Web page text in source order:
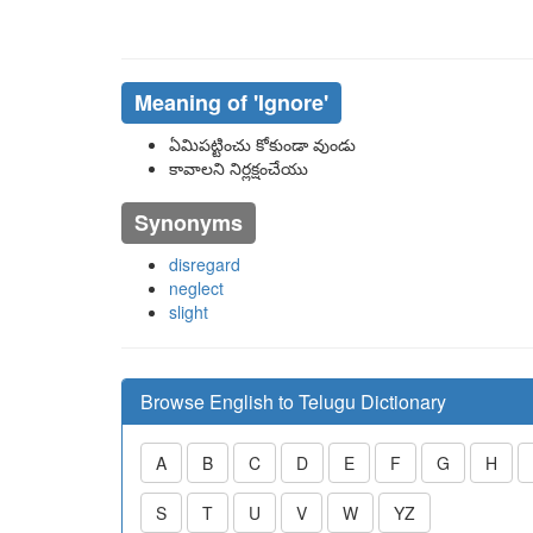
Meaning of 'ignore'
ఏమిపట్టించు కోకుండా వుండు
కావాలని నిర్లక్షంచేయు
Synonyms
disregard
neglect
slight
Browse English to Telugu Dictionary
A B C D E F G H
S T U V W YZ